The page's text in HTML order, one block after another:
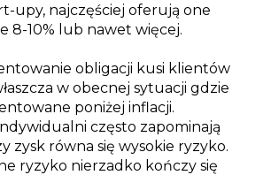
upy, najczęściej oferują one
8-10% lub nawet więcej.
obligacji kusi klientów
w obecnej sytuacji gdzie
poniżej inflacji.
często zapominają
zysk równa się wysokie ryzyko.
ryzyko nierzadko kończy się